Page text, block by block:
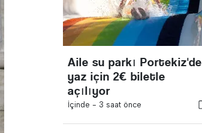
Aile su parkı Portekiz'de
yaz için 2€ biletle
açılıyor
İçinde - 3 saat önce